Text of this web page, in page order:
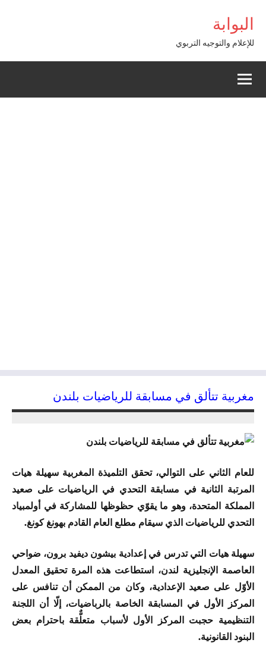
contenu
البوابة
للإعلام والتوجيه التربوي
مغربية تتألق في مسابقة للرياضيات بلندن
للعام الثاني على التوالي، تحقق التلميذة المغربية سهيلة هيات
المرتبة الثانية في مسابقة التحدي في الرياضيات على صعيد
المملكة المتحدة، وهو ما يقوّي حظوظها للمشاركة في أولمبياد
التحدي للرياضيات الذي سيقام مطلع العام القادم بهونغ كونغ.
سهيلة هيات التي تدرس في إعدادية بيشون ديفيد برون، ضواحي
العاصمة الإنجليزية لندن، استطاعت هذه المرة تحقيق المعدل
الأوّل على صعيد الإعدادية، وكان من الممكن أن تنافس على
المركز الأول في المسابقة الخاصة بالرباضيات، إلّا أن اللجنة
التنظيمية حجبت المركز الأول لأسباب متعلٌّقة باحترام بعض
البنود القانونية.